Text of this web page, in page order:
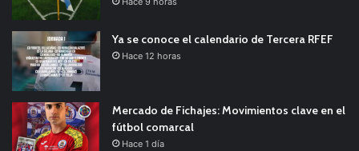
Ya se conoce el calendario de Tercera RFEF
Hace 12 horas
Mercado de Fichajes: Movimientos clave en el
fútbol comarcal
Hace 1 día